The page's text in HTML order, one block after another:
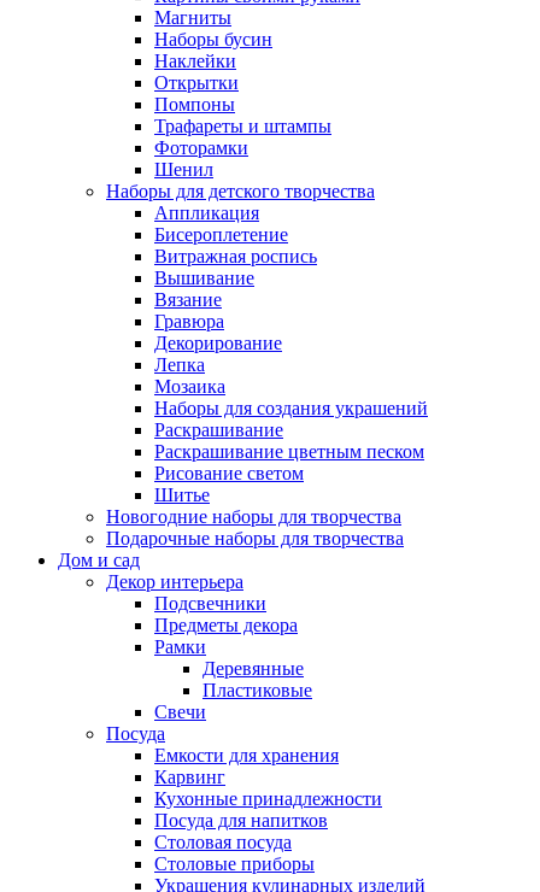
Магниты
Наборы бусин
Наклейки
Открытки
Помпоны
Трафареты и штампы
Фоторамки
Шенил
Наборы для детского творчества
Аппликация
Бисероплетение
Витражная роспись
Вышивание
Вязание
Гравюра
Декорирование
Лепка
Мозаика
Наборы для создания украшений
Раскрашивание
Раскрашивание цветным песком
Рисование светом
Шитье
Новогодние наборы для творчества
Подарочные наборы для творчества
Дом и сад
Декор интерьера
Подсвечники
Предметы декора
Рамки
Деревянные
Пластиковые
Свечи
Посуда
Емкости для хранения
Карвинг
Кухонные принадлежности
Посуда для напитков
Столовая посуда
Столовые приборы
Украшения кулинарных изделий